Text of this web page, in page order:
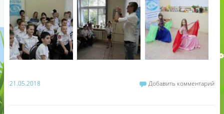
21.05.2018 Добавить комментарий